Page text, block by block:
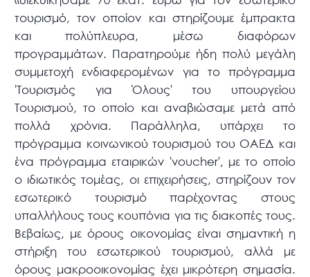
τουρισμό, τον οποίον και στηρίζουμε έμπρακτα
και πολύπλευρα, μέσω διαφόρων
προγραμμάτων. Παρατηρούμε ήδη πολύ μεγάλη
συμμετοχή ενδιαφερομένων για το πρόγραμμα
'Τουρισμός για Όλους' του υπουργείου
Τουρισμού, το οποίο και αναβιώσαμε μετά από
πολλά χρόνια. Παράλληλα, υπάρχει το
πρόγραμμα κοινωνικού τουρισμού του ΟΑΕΔ και
ένα πρόγραμμα εταιρικών 'voucher', με το οποίο
ο ιδιωτικός τομέας, οι επιχειρήσεις, στηρίζουν τον
εσωτερικό τουρισμό παρέχοντας στους
υπαλλήλους τους κουπόνια για τις διακοπές τους.
Βεβαίως, με όρους οικονομίας είναι σημαντική η
στήριξη του εσωτερικού τουρισμού, αλλά με
όρους μακροοικονομίας έχει μικρότερη σημασία.